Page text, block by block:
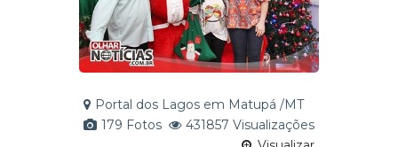
Portal dos Lagos em Matupá /MT
431857 Visualizações
179 Fotos